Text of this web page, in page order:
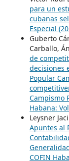
para un
cubanas
Especial
Guberto
Carballo,
de
decisiones
Popular
Campismo
Habana:
Leysner
Apuntes al
COFIN